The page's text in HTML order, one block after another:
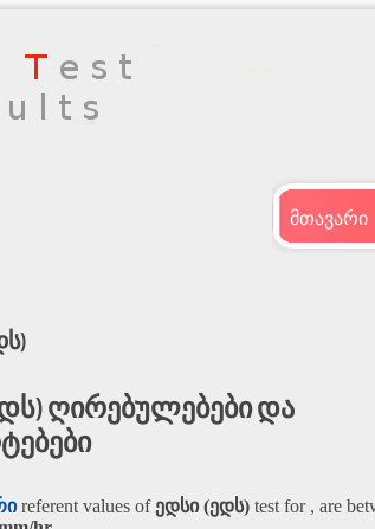
მთავარი
ღირებულებები და
referent values of ედსი (ედს)test for , are